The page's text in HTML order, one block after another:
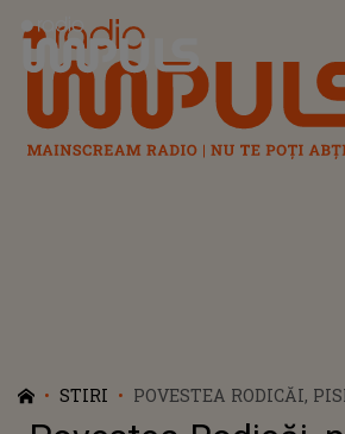
Radio Impuls
STIRI
POVESTEA RODICĂI,
METEOROLOGICĂ DE PE